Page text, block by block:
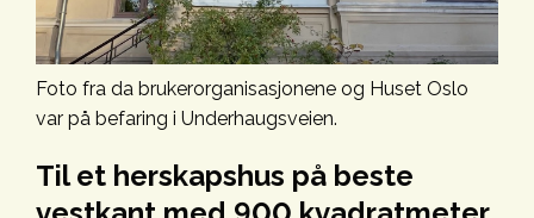
Foto fra da brukerorganisasjonene og Huset Oslo
var på befaring i Underhaugsveien.
Til et herskapshus på beste